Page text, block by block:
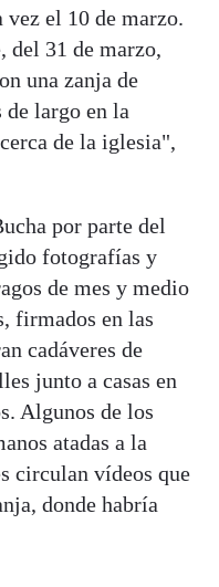
el 10 de marzo.
del 31 de marzo,
una zanja de
largo en la
de la iglesia",
por parte del
fotografías y
de mes y medio
firmados en las
cadáveres de
junto a casas en
Algunos de los
atadas a la
circulan vídeos que
donde habría